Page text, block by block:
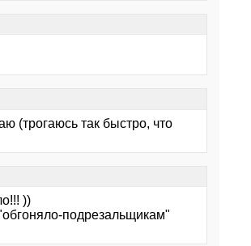
(трогаюсь так быстро, что
))
подрезальщикам"